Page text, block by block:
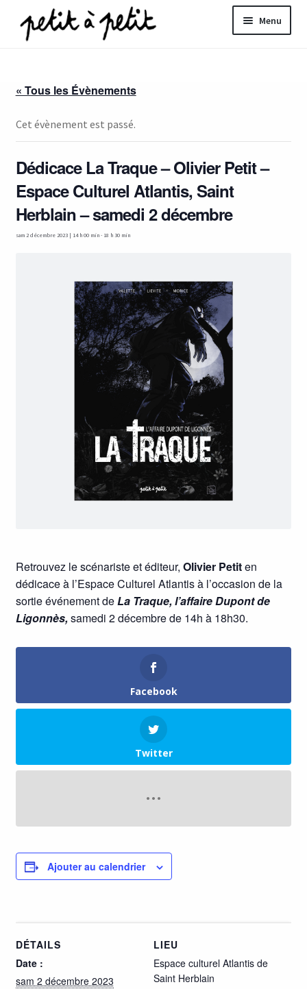
Aller
à
Aller
au
Menu
« Tous les Évènements
Cet évènement est passé.
Dédicace La Traque – Olivier Petit –
Espace Culturel Atlantis, Saint
Herblain – samedi 2 décembre
sam 2 décembre 2023 | 14 h 00 min- 18 h 30 min
Retrouvez le scénariste et éditeur, Olivier Petiten
dédicace à l’Espace Culturel Atlantis à l’occasion de la
sortie événement deLa Traque, l’affaire Dupont de
Ligonnès,samedi 2 décembre de 14h à 18h30.
Facebook
Twitter
Ajouter au calendrier
DÉTAILS
Date :
sam 2 décembre 2023
LIEU
Espace culturel Atlantis de
Saint Herblain